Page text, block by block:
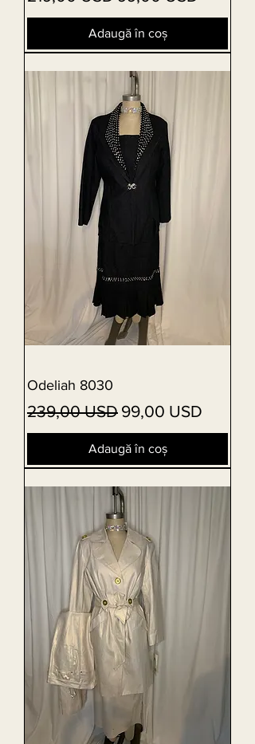
Adaugă în coș
Odeliah 8030
Preț normal
239,00 USD Preț redus
99,00 USD
Adaugă în coș